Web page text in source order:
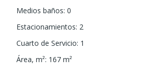
Medios baños: 0
Estacionamientos: 2
Cuarto de Servicio: 1
Área, m²: 167 m²